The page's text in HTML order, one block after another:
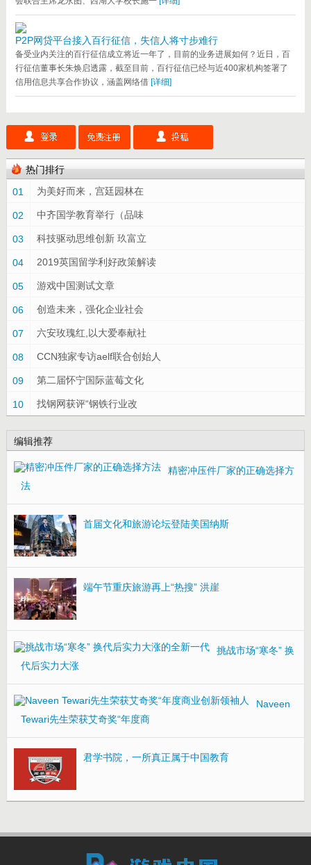
P2P网贷平台接入百行征信，失信人将寸步难行
备受业内关注的百行征信成立将近一年了，目前的业务进展如何？近日，百
行征信董事长朱焕启透露，截至目前，百行征信已经与近400家机构签署了
信用信息共享合作协议，涵盖网络借 [详细]
热门排行
01
为美好而来，宫廷园林在
02 中齐国学教育举行（品味
03 科技驱动思维创新 玖富立
04 2019英国留学利好政策解读
05 游戏中国测试文章
06 创造未来，强化企业社会
07 六安玫瑰红,以大爱奉献社
08 CCN独家专访aelf联合创始人
09 第二届怀宁国际蓝莓文化
10 找钢网获评“钢铁行业改
编辑推荐
精密冲压件厂家的正确选择方
法
首届文化和旅游论坛登陆美国纳斯
端午节重庆旅游再上“热搜” 洪崖
挑战市场“寒冬” 换
代后实力大涨
Naveen
Tewari先生荣获艾奇奖“年度商
君学书院，一所真正属于中国教育